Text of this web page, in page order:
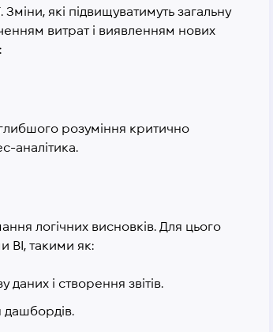
які підвищуватимуть загальну
витрат і виявленням нових
розуміння критично
аналітика.
логічних висновків. Для цього
BI, такими як:
і створення звітів.
дашбордів.